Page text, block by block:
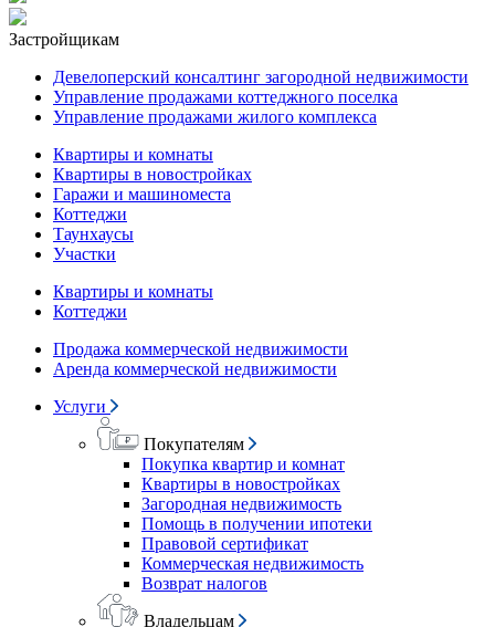
Застройщикам
Девелоперский консалтинг загородной недвижимости
Управление продажами коттеджного поселка
Управление продажами жилого комплекса
Квартиры и комнаты
Квартиры в новостройках
Гаражи и машиноместа
Коттеджи
Таунхаусы
Участки
Квартиры и комнаты
Коттеджи
Продажа коммерческой недвижимости
Аренда коммерческой недвижимости
Услуги
Покупателям
Покупка квартир и комнат
Квартиры в новостройках
Загородная недвижимость
Помощь в получении ипотеки
Правовой сертификат
Коммерческая недвижимость
Возврат налогов
Владельцам